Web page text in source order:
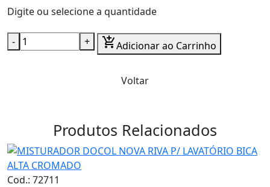
Digite ou selecione a quantidade
- + add_shopping_cartAdicionar ao Carrinho
Voltar
Produtos Relacionados
Cod.: 72711